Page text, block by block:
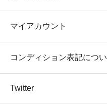
マイアカウント
コンディション表記につ
Twitter